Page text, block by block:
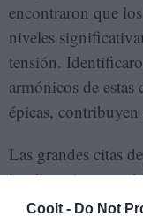
Coolt - Do Not
encontraron que
niveles
tensión.
armónicos de
épicas, contribuyen
Las grandes citas
las discusiones y
Sobre las